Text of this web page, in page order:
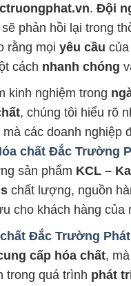
. Đội
phản hồi lại trong
rằng mọi yêu cầu
cách nhanh chóng
kinh nghiệm trong
, chúng tôi hiểu rõ
các doanh nghiệp
chất Đắc Trường
sản phẩm KCL –
chất lượng, nguồn
cho khách hàng của
Đắc Trường Phát
cấp hóa chất,
trong quá trình phát